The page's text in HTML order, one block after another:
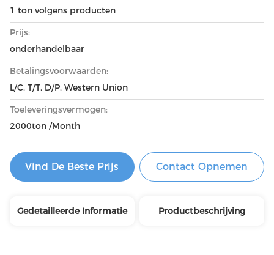
1 ton volgens producten
Prijs:
onderhandelbaar
Betalingsvoorwaarden:
L/C, T/T, D/P, Western Union
Toeleveringsvermogen:
2000ton /Month
Vind De Beste Prijs Contact Opnemen
Gedetailleerde Informatie Productbeschrijving